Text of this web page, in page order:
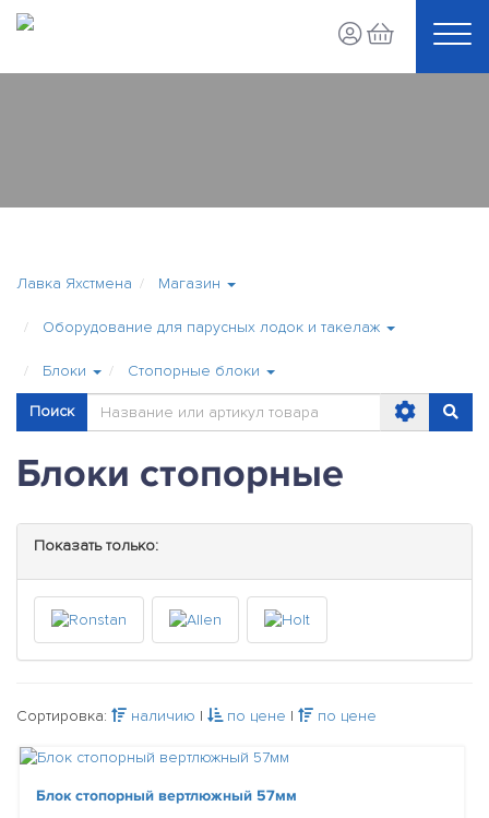
Лавка Яхстмена Магазин
Оборудование для парусных лодок и такелаж
Блоки Стопорные блоки
Поиск
Блоки стопорные
Показать только:
Сортировка: наличию | по цене | по цене
Блок стопорный вертлюжный 57мм